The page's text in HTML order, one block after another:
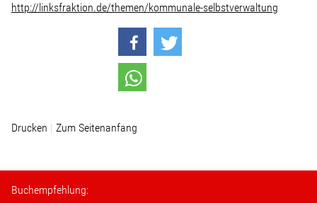
Mediathek
Über mich
Lebenslauf
Wohnopoly
http://linksfraktion.de/themen/kommunale-selbstverwaltung
Drucken Zum Seitenanfang
Buchempfehlung: